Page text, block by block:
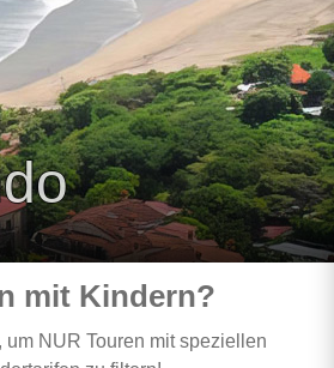
mit Kindern?
um NUR Touren mit speziellen